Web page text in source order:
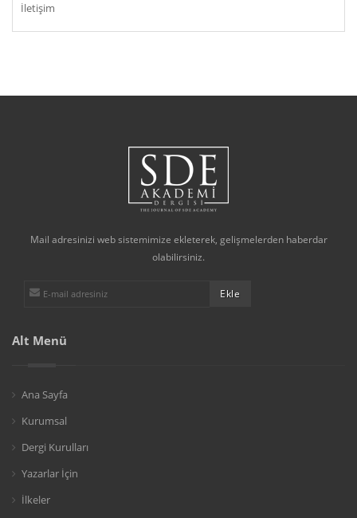
İletişim
Mail adresinizi web sistemimize ekleterek, gelişmelerden haberdar
olabilirsiniz.
Alt Menü
Ana Sayfa
Kurumsal
Dergi Kurulları
Yazarlar İçin
İlkeler